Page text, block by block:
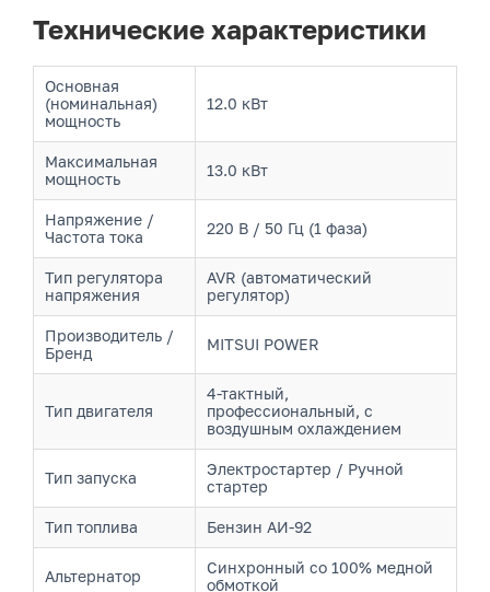
Технические характеристики
Основная
(номинальная)
мощность
12.0 кВт
Максимальная
мощность
13.0 кВт
Напряжение /
Частота тока
220 В / 50 Гц (1 фаза)
Тип регулятора
напряжения
AVR (автоматический
регулятор)
Производитель /
Бренд
MITSUI POWER
Тип двигателя
4-тактный,
профессиональный, с
воздушным охлаждением
Тип запуска
Электростартер / Ручной
стартер
Тип топлива Бензин АИ-92
Альтернатор
Синхронный со 100% медной
обмоткой